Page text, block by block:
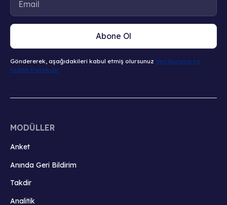
Abone Ol
Göndererek, aşağıdakileri kabul etmiş olursunuz Veri Koruma ve
Gizlilik Politikası
MODÜLLER
Anket
Anında Geri Bildirim
Takdir
Analitik